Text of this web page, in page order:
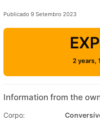
Publicado 9 Setembro 2023
2 years,
Information from the
Corpo: